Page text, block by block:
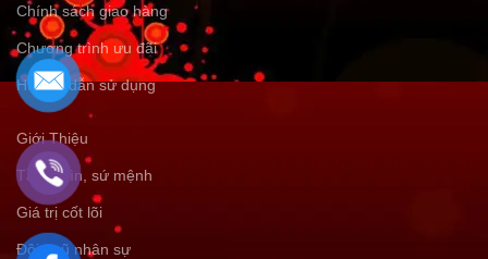
Chính sách giao hàng
Chương trình ưu đãi
Hướng dẫn sử dụng
Giới Thiệu
Tầm nhìn, sứ mệnh
Giá trị cốt lõi
Đội ngũ nhân sự